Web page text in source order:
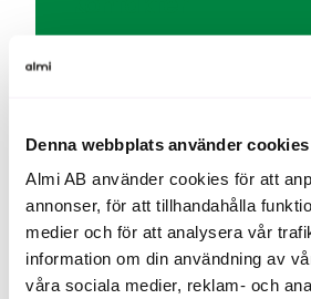
Denna webbplats använder cookies
Almi AB använder cookies för att
annonser, för att tillhandahålla
medier och för att analysera vår
information om din användning av
våra sociala medier, reklam- och
Kunder